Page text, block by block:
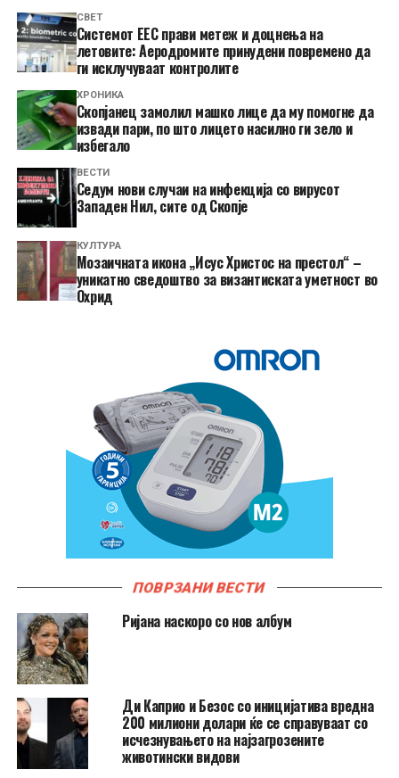
СВЕТ
Системот ЕЕС прави метеж и доцнења на
летовите: Аеродромите принудени повремено да
ги исклучуваат контролите
ХРОНИКА
Скопјанец замолил машко лице да му помогне да
извади пари, по што лицето насилно ги зело и
избегало
ВЕСТИ
Седум нови случаи на инфекција со вирусот
Западен Нил, сите од Скопје
КУЛТУРА
Мозаичната икона „Исус Христос на престол“ –
уникатно сведоштво за византиската уметност во
Охрид
ПОВРЗАНИ ВЕСТИ
Ријана наскоро со нов албум
Ди Каприо и Безос со иницијатива вредна
200 милиони долари ќе се справуваат со
исчезнувањето на најзагрозените
животински видови